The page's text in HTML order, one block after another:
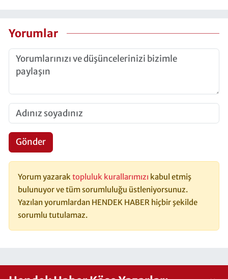
Yorumlar
Gönder
Yorum yazarak topluluk kurallarımızı kabul etmiş
bulunuyor ve tüm sorumluluğu üstleniyorsunuz.
Yazılan yorumlardan HENDEK HABER hiçbir şekilde
sorumlu tutulamaz.